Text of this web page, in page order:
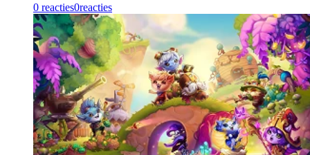
0 reacties0reacties